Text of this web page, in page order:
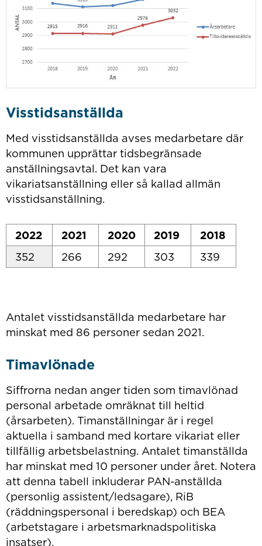
Visstidsanställda
Med visstidsanställda avses medarbetare där
kommunen upprättar tidsbegränsade
anställningsavtal. Det kan vara
vikariatsanställning eller så kallad allmän
visstidsanställning.
2022 2021 2020 2019
2018
352
266 292 303 339
Antalet visstidsanställda medarbetare har
minskat med 86 personer sedan 2021.
Timavlönade
Siffrorna nedan anger tiden som timavlönad
personal arbetade omräknat till heltid
(årsarbeten). Timanställningar är i regel
aktuella i samband med kortare vikariat eller
tillfällig arbetsbelastning. Antalet timanställda
har minskat med 10 personer under året. Notera
att denna tabell inkluderar PAN-anställda
(personlig assistent/ledsagare), RiB
(räddningspersonal i beredskap) och BEA
(arbetstagare i arbetsmarknadspolitiska
insatser).